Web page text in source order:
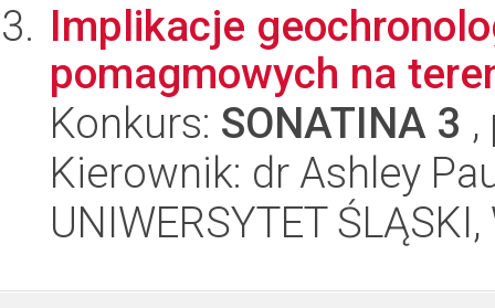
Implikacje
pomagmowych na
Konkurs: SONATINA 3
Kierownik: dr Ashley
UNIWERSYTET